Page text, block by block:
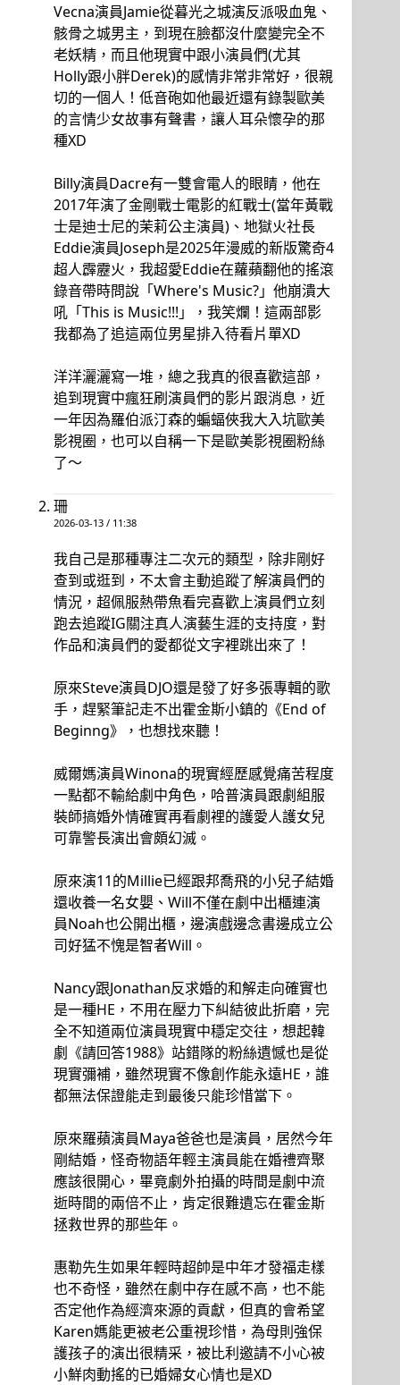
Vecna演員Jamie從暮光之城演反派吸血鬼、
骸骨之城男主，到現在臉都沒什麼變完全不
老妖精，而且他現實中跟小演員們(尤其
Holly跟小胖Derek)的感情非常非常好，很親
切的一個人！低音砲如他最近還有錄製歐美
的言情少女故事有聲書，讓人耳朵懷孕的那
種XD
Billy演員Dacre有一雙會電人的眼睛，他在
2017年演了金剛戰士電影的紅戰士(當年黃戰
士是迪士尼的茉莉公主演員)、地獄火社長
Eddie演員Joseph是2025年漫威的新版驚奇4
超人霹靂火，我超愛Eddie在蘿蘋翻他的搖滾
錄音帶時問說「Where's Music?」他崩潰大
吼「This is Music!!!」，我笑爛！這兩部影
我都為了追這兩位男星排入待看片單XD
洋洋灑灑寫一堆，總之我真的很喜歡這部，
追到現實中瘋狂刷演員們的影片跟消息，近
一年因為羅伯派汀森的蝙蝠俠我大入坑歐美
影視圈，也可以自稱一下是歐美影視圈粉絲
了～
珊
2026-03-13 / 11:38
我自己是那種專注二次元的類型，除非剛好
查到或逛到，不太會主動追蹤了解演員們的
情況，超佩服熱帶魚看完喜歡上演員們立刻
跑去追蹤IG關注真人演藝生涯的支持度，對
作品和演員們的愛都從文字裡跳出來了！
原來Steve演員DJO還是發了好多張專輯的歌
手，趕緊筆記走不出霍金斯小鎮的《End of
Beginng》，也想找來聽！
威爾媽演員Winona的現實經歷感覺痛苦程度
一點都不輸給劇中角色，哈普演員跟劇組服
裝師搞婚外情確實再看劇裡的護愛人護女兒
可靠警長演出會頗幻滅。
原來演11的Millie已經跟邦喬飛的小兒子結婚
還收養一名女嬰、Will不僅在劇中出櫃連演
員Noah也公開出櫃，邊演戲邊念書邊成立公
司好猛不愧是智者Will。
Nancy跟Jonathan反求婚的和解走向確實也
是一種HE，不用在壓力下糾結彼此折磨，完
全不知道兩位演員現實中穩定交往，想起韓
劇《請回答1988》站錯隊的粉絲遺憾也是從
現實彌補，雖然現實不像創作能永遠HE，誰
都無法保證能走到最後只能珍惜當下。
原來羅蘋演員Maya爸爸也是演員，居然今年
剛結婚，怪奇物語年輕主演員能在婚禮齊聚
應該很開心，畢竟劇外拍攝的時間是劇中流
逝時間的兩倍不止，肯定很難遺忘在霍金斯
拯救世界的那些年。
惠勒先生如果年輕時超帥是中年才發福走樣
也不奇怪，雖然在劇中存在感不高，也不能
否定他作為經濟來源的貢獻，但真的會希望
Karen媽能更被老公重視珍惜，為母則強保
護孩子的演出很精采，被比利邀請不小心被
小鮮肉動搖的已婚婦女心情也是XD